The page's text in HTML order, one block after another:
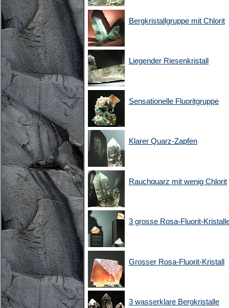
Bergkristallgruppe mit Chlorit
Liegender Riesenkristall
Sensationelle Fluoritgruppe
Klarer Quarz-Zapfen
Rauchquarz mit wenig Chlorit
3 grosse Rosa-Fluorit-
Grosser Rosa-Fluorit-Kristall
3 wasserklare Bergkristalle